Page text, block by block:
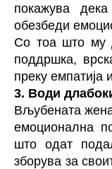
покажува
обезбеди
Со тоа што му
поддршка,
преку емпатија
3. Води
Вљубената
емоционална
што одат
зборува за